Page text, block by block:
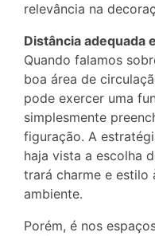
relevância na
Distância adequada
Quando falamos
boa área de
pode exercer uma
simplesmente
figuração. A
haja vista a escolha
trará charme e
ambiente.
Porém, é nos